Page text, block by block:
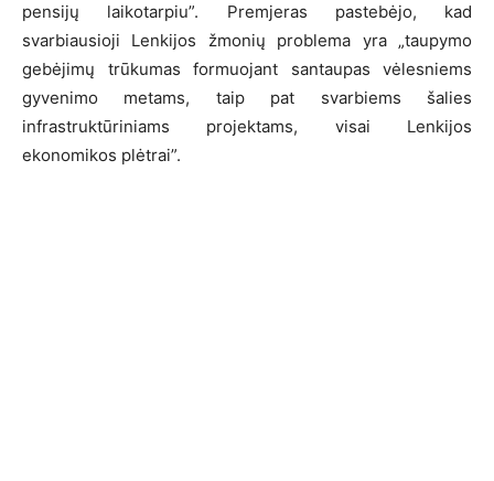
pensijų laikotarpiu”. Premjeras pastebėjo, kad
svarbiausioji Lenkijos žmonių problema yra „taupymo
gebėjimų trūkumas formuojant santaupas vėlesniems
gyvenimo metams, taip pat svarbiems šalies
infrastruktūriniams projektams, visai Lenkijos
ekonomikos plėtrai”.